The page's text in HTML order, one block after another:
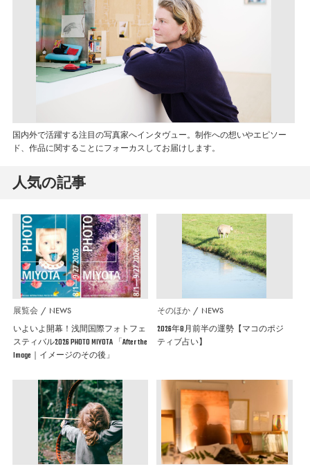
国内外で活躍する注目の写真家へインタヴュー。制作への想いやエピソー
ド、作品に関することにフォーカスしてお届けします。
人気の記事
展覧会 NEWS
いよいよ開幕！浅間国際フォトフェ
スティバル2026 PHOTO MIYOTA 「After the
Image｜イメージのその後」
そのほか NEWS
2026年8月前半の運勢【マコのポジ
ティブ占い】